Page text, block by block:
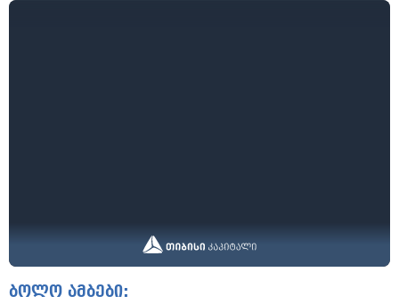
ბოლო ამბები: